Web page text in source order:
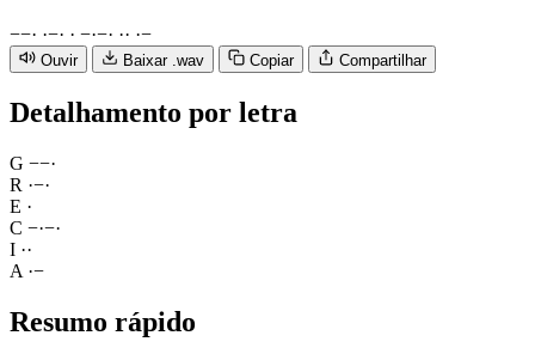
−−· ·−· · −·−· ·· ·−
Ouvir Baixar .wav Copiar Compartilhar
Detalhamento por letra
G −−·
R ·−·
E ·
C −·−·
I ··
A ·−
Resumo rápido